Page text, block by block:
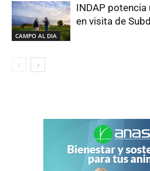
CAMPO AL DIA
INDAP
en visita de